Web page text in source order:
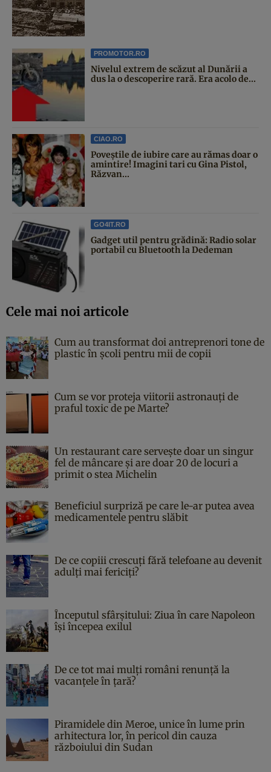
PROMOTOR.RO
Nivelul extrem de scăzut al Dunării a
dus la o descoperire rară. Era acolo de...
CIAO.RO
Poveştile de iubire care au rămas doar o
amintire! Imagini tari cu Gina Pistol,
Răzvan...
GO4IT.RO
Gadget util pentru grădină: Radio solar
portabil cu Bluetooth la Dedeman
Cele mai noi articole
Cum au transformat doi antreprenori tone de
plastic în școli pentru mii de copii
Cum se vor proteja viitorii astronauți de
praful toxic de pe Marte?
Un restaurant care servește doar un singur
fel de mâncare și are doar 20 de locuri a
primit o stea Michelin
Beneficiul surpriză pe care le-ar putea avea
medicamentele pentru slăbit
De ce copiii crescuți fără telefoane au devenit
adulți mai fericiți?
Începutul sfârşitului: Ziua în care Napoleon
îşi începea exilul
De ce tot mai mulți români renunță la
vacanțele în țară?
Piramidele din Meroe, unice în lume prin
arhitectura lor, în pericol din cauza
războiului din Sudan